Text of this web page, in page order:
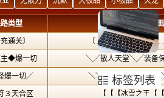
标签列表